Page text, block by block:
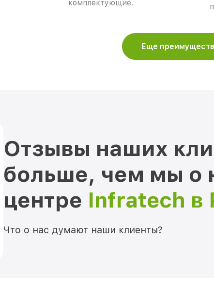
комплектующие.
Еще
Отзывы наших
больше, чем мы о
центре Infratech в
Что о нас думают наши клиенты?